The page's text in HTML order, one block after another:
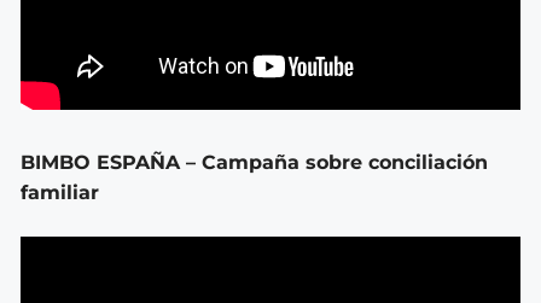
BIMBO ESPAÑA – Campaña sobre conciliación
familiar